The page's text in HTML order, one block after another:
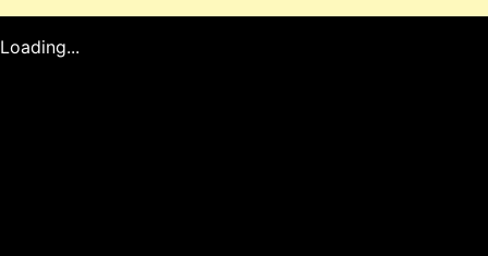
Loading...